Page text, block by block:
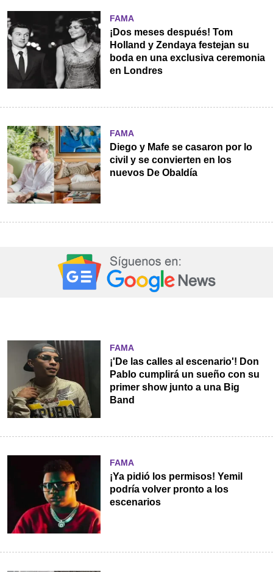
FAMA
¡Dos meses después! Tom
Holland y Zendaya festejan su
boda en una exclusiva ceremonia
en Londres
FAMA
Diego y Mafe se casaron por lo
civil y se convierten en los
nuevos De Obaldía
FAMA
¡'De las calles al escenario'! Don
Pablo cumplirá un sueño con su
primer show junto a una Big
Band
FAMA
¡Ya pidió los permisos! Yemil
podría volver pronto a los
escenarios